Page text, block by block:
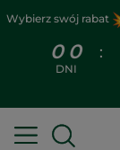
Wybierz swój rabat
0 0
DNI
: